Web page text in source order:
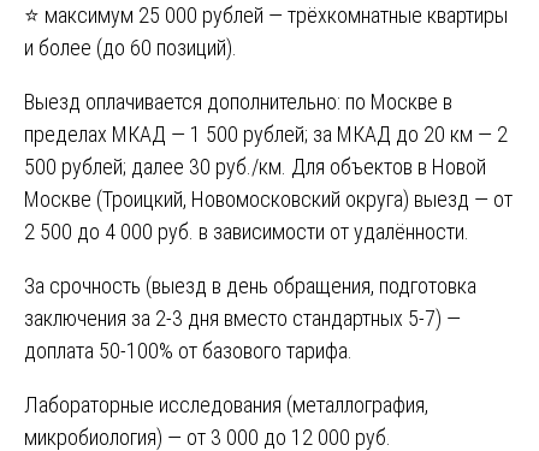
⭐ максимум 25 000 рублей — трёхкомнатные квартиры
и более (до 60 позиций).
Выезд оплачивается дополнительно: по Москве в
пределах МКАД — 1 500 рублей; за МКАД до 20 км — 2
500 рублей; далее 30 руб./км. Для объектов в Новой
Москве (Троицкий, Новомосковский округа) выезд — от
2 500 до 4 000 руб. в зависимости от удалённости.
За срочность (выезд в день обращения, подготовка
заключения за 2-3 дня вместо стандартных 5-7) —
доплата 50-100% от базового тарифа.
Лабораторные исследования (металлография,
микробиология) — от 3 000 до 12 000 руб.